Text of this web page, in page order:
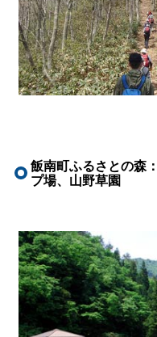
飯南町ふるさとの森
プ場、山野草園